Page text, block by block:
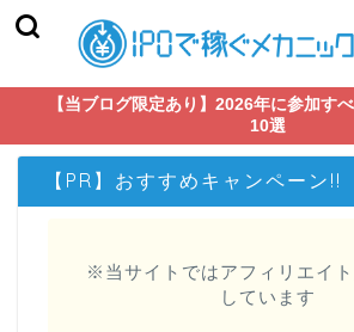
【当ブログ限定あり】2026年に参加す
10選
【PR】おすすめキャンペーン!!
※当サイトではアフィリエイ
しています